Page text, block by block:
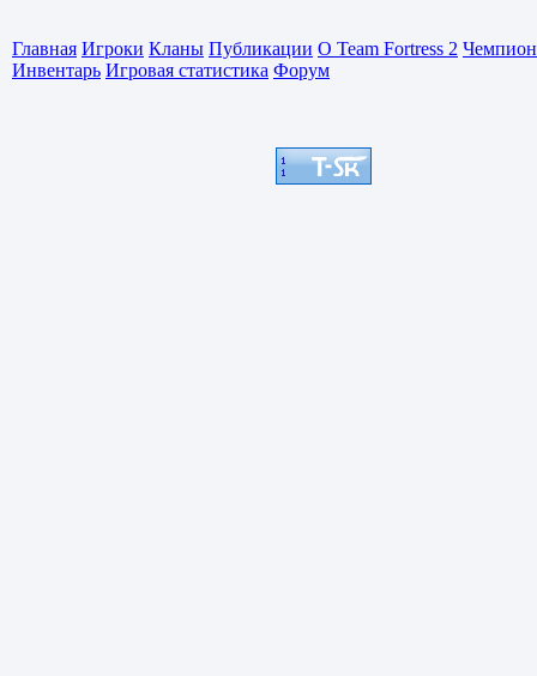
Главная Игроки Кланы Публикации О Team Fortress 2
Инвентарь Игровая статистика Форум